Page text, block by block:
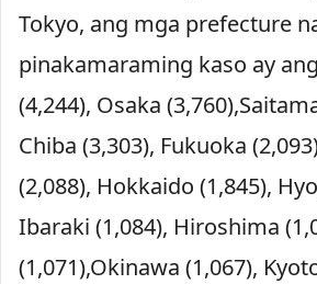
Tokyo, ang mga prefecture
pinakamaraming kaso ay
(4,244), Osaka
Chiba (3,303), Fukuoka
(2,088), Hokkaido (1,845),
Ibaraki (1,084), Hiroshima
(1,071),Okinawa (1,067),